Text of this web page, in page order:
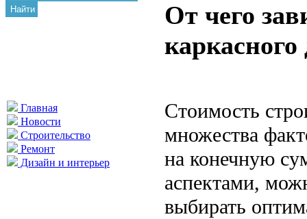
Найти
Главная
Новости
Строительство
Ремонт
Дизайн и интерьер
От чего
каркасного
Стоимость
множества
на конечную
аспектами,
выбирать